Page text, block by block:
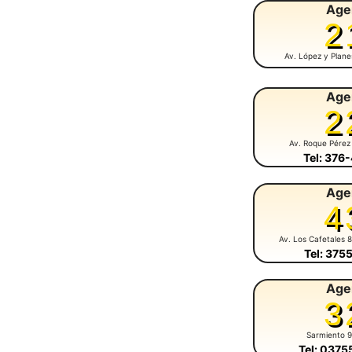
Av. López y
Av. Roque
Tel:
Av. Los Cafetales
Tel:
Sarmiento
Tel: